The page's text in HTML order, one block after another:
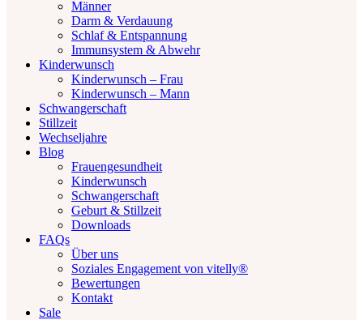
Männer
Darm & Verdauung
Schlaf & Entspannung
Immunsystem & Abwehr
Kinderwunsch
Kinderwunsch – Frau
Kinderwunsch – Mann
Schwangerschaft
Stillzeit
Wechseljahre
Blog
Frauengesundheit
Kinderwunsch
Schwangerschaft
Geburt & Stillzeit
Downloads
FAQs
Über uns
Soziales Engagement von vitelly®
Bewertungen
Kontakt
Sale